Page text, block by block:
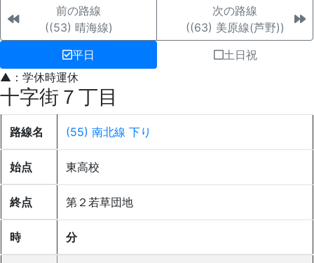
前の路線
((53) 晴海線)
次の路線
((63) 美原線(芦野))
平日
土日祝
▲：学休時運休
十字街７丁目
路線名 (55) 南北線 下り
始点 東高校
終点 第２若草団地
時 分